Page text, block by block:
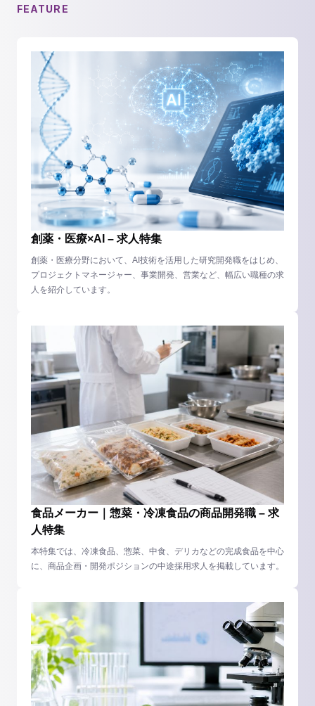
FEATURE
創薬・医療×AI – 求人特集
創薬・医療分野において、AI技術を活用した研究開発職をはじめ、
プロジェクトマネージャー、事業開発、営業など、幅広い職種の求
人を紹介しています。
食品メーカー｜惣菜・冷凍食品の商品開発職 – 求
人特集
本特集では、冷凍食品、惣菜、中食、デリカなどの完成食品を中心
に、商品企画・開発ポジションの中途採用求人を掲載しています。